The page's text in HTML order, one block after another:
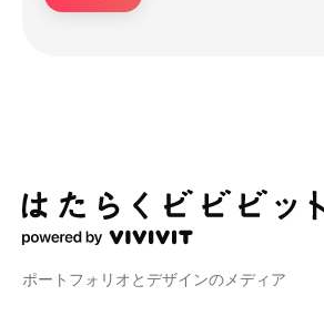
ポートフォリオとデザインのメディア